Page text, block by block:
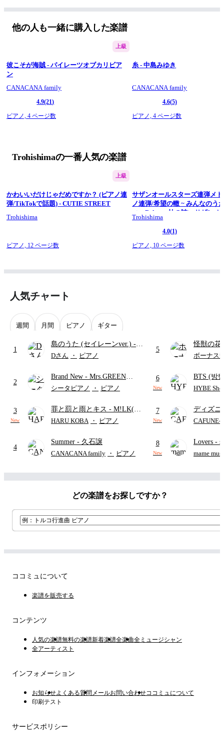
今回も視聴者リクエストより！ハーモニーの素敵な名曲です。
井上陽水さんと安全地帯さんの「夏の終りのハーモニー」を耳
フルバージョンでのお届けです。
＜アレンジコンセプト＞
演奏するアレンジにしました。
関連動画…「【連弾】アイノカタチ / MISIA feat. HIDE
願いします！
#楽譜にしてみた　#夏の終わりのハーモニー　#井上陽水　#安
==========
Trohishima（トロヒシマ）
有名曲をピアノのソロ楽譜や連弾楽譜などにアレンジしていま
https://trohishima.com/
@trohishima (
@trohishima ( https://www.instagram.com/trohishima/
他の人も一緒に購入した楽譜
上級
彼こそが海賊 - パイレーツオブカリビア
ン
CANACANA family
4.9(21)
ピアノ, 4 ページ数
糸 - 中島みゆき
CANACANA family
4.6(5)
ピアノ,4 ページ数
Trohishimaの一番人気の楽譜
上級
かわいいだけじゃだめですか？ (ピアノ連
弾/TikTokで話題) - CUTIE STREET
Trohishima
ピアノ, 12 ページ数
サザンオールスターズ連弾メ
ノ連弾/希望の轍 ~ みんなのう
ィ ~ Relay～杜の詩) - サザンオ
ーズ
Trohishima
4.0(1)
ピアノ, 10 ページ数
人気チャート
週間 月間 ピアノ ギター
1
島のうた (セイレーンver.) -
セイレーン(CV.鈴木みのり)
ード・ペダル付き/『映画ちい
かわ 人魚の島のひみつ』よ
Dさん ・ ピアノ
2
Brand New - Mrs.GREEN
APPLE
シータピアノ ・ ピアノ
3
New
罪と罰と雨とキス - M!LK(佐
野勇斗&吉田仁人)
HARU KOBA ・ ピアノ
4
Summer - 久石譲
CANACANA family ・ ピアノ
5
怪獣の
ードパー
ボーナス
6
New
BTS (방
HYBE
7
New
ディズ
レー-
ード有)
CAFUNE-
8
New
Lovers -
ト)
mame
どの楽譜をお探しですか？
ココミュについて
楽譜を販売する
コンテンツ
人気の楽譜無料の楽譜新着楽譜全楽曲全ミュージシャン
全アーティスト
インフォメーション
お知らせよくある質問 メールお問い合わせココミュについて
印刷テスト
サービスポリシー